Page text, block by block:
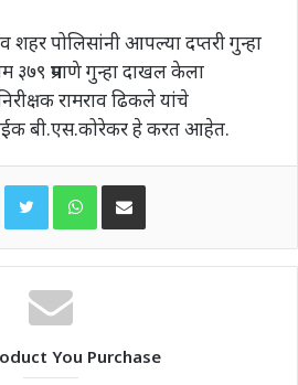
शहर पोलिसांनी आपल्या दप्तरी गुन्हा
३७९ प्रमाणे गुन्हा दाखल केला
रामराव ढिकले यांचे
बी.एस.कोरेकर हे करत आहेत.
WhatsAppShare via Email
You Purchase